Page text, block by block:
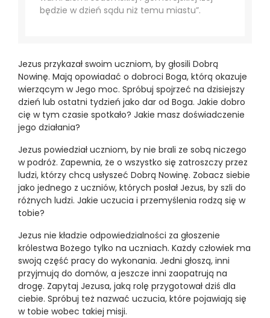
będzie w dzień sądu niż temu miastu”.
Jezus przykazał swoim uczniom, by głosili Dobrą
Nowinę. Mają opowiadać o dobroci Boga, którą okazuje
wierzącym w Jego moc. Spróbuj spojrzeć na dzisiejszy
dzień lub ostatni tydzień jako dar od Boga. Jakie dobro
cię w tym czasie spotkało? Jakie masz doświadczenie
jego działania?
Jezus powiedział uczniom, by nie brali ze sobą niczego
w podróż. Zapewnia, że o wszystko się zatroszczy przez
ludzi, którzy chcą usłyszeć Dobrą Nowinę. Zobacz siebie
jako jednego z uczniów, których posłał Jezus, by szli do
różnych ludzi. Jakie uczucia i przemyślenia rodzą się w
tobie?
Jezus nie kładzie odpowiedzialności za głoszenie
królestwa Bożego tylko na uczniach. Każdy człowiek ma
swoją część pracy do wykonania. Jedni głoszą, inni
przyjmują do domów, a jeszcze inni zaopatrują na
drogę. Zapytaj Jezusa, jaką rolę przygotował dziś dla
ciebie. Spróbuj też nazwać uczucia, które pojawiają się
w tobie wobec takiej misji.